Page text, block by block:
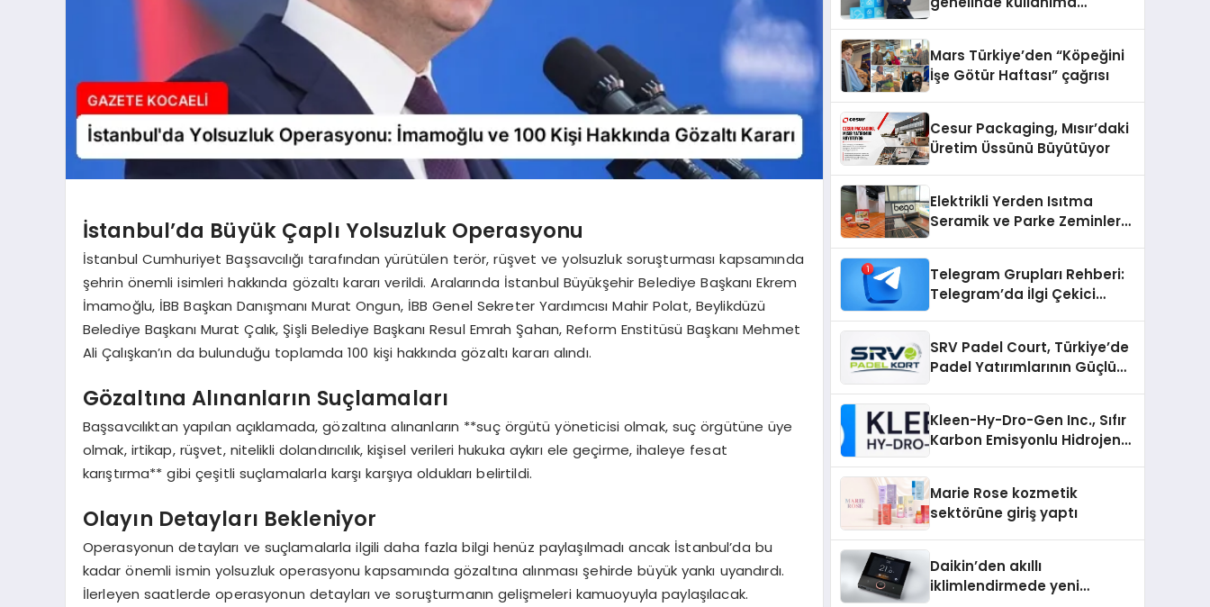
İstanbul’da Büyük Çaplı Yolsuzluk Operasyonu
İstanbul Cumhuriyet Başsavcılığı tarafından yürütülen terör, rüşvet ve yolsuzluk soruşturması kapsamında
şehrin önemli isimleri hakkında gözaltı kararı verildi. Aralarında İstanbul Büyükşehir Belediye Başkanı Ekrem
İmamoğlu, İBB Başkan Danışmanı Murat Ongun, İBB Genel Sekreter Yardımcısı Mahir Polat, Beylikdüzü
Belediye Başkanı Murat Çalık, Şişli Belediye Başkanı Resul Emrah Şahan, Reform Enstitüsü Başkanı Mehmet
Ali Çalışkan’ın da bulunduğu toplamda 100 kişi hakkında gözaltı kararı alındı.
Gözaltına Alınanların Suçlamaları
Başsavcılıktan yapılan açıklamada, gözaltına alınanların **suç örgütü yöneticisi olmak, suç örgütüne üye
olmak, irtikap, rüşvet, nitelikli dolandırıcılık, kişisel verileri hukuka aykırı ele geçirme, ihaleye fesat
karıştırma** gibi çeşitli suçlamalarla karşı karşıya oldukları belirtildi.
Olayın Detayları Bekleniyor
Operasyonun detayları ve suçlamalarla ilgili daha fazla bilgi henüz paylaşılmadı ancak İstanbul’da bu
kadar önemli ismin yolsuzluk operasyonu kapsamında gözaltına alınması şehirde büyük yankı uyandırdı.
İlerleyen saatlerde operasyonun detayları ve soruşturmanın gelişmeleri kamuoyuyla paylaşılacak.
Mars Türkiye’den “Köpeğini
İşe Götür Haftası” çağrısı
Cesur Packaging, Mısır’daki
Üretim Üssünü Büyütüyor
Elektrikli Yerden Isıtma
Seramik ve Parke Zeminler
Telegram Grupları Rehberi:
Telegram’da İlgi Çekici
SRV Padel Court, Türkiye’de
Padel Yatırımlarının Güçlü
Kleen-Hy-Dro-Gen Inc., Sıfır
Karbon Emisyonlu Hidrojen
Aldı
Marie Rose kozmetik
sektörüne giriş yaptı
Daikin’den akıllı
iklimlendirmede yeni